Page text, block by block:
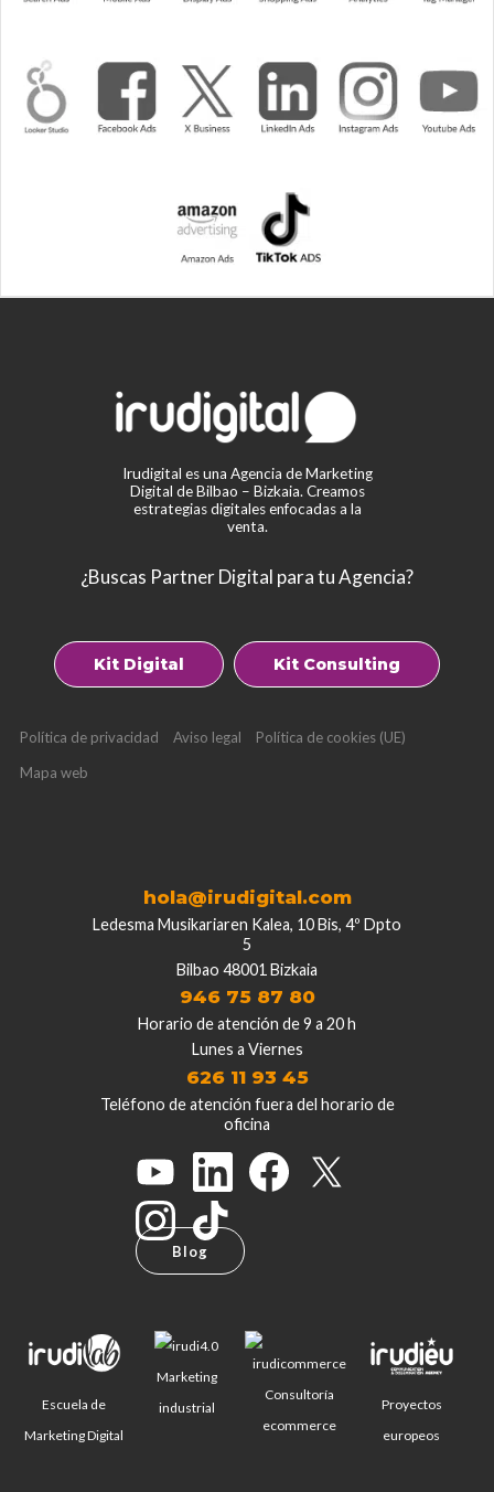
Irudigital es una Agencia de Marketing
Digital de Bilbao – Bizkaia. Creamos
estrategias digitales enfocadas a la
venta.
¿Buscas Partner Digital para tu Agencia?
Kit Digital Kit Consulting
Política de privacidad Aviso legal
Política de cookies (UE)
Mapa web
hola@irudigital.com
Ledesma Musikariaren Kalea, 10 Bis, 4º Dpto
5
Bilbao 48001 Bizkaia
946 75 87 80
Horario de atención de 9 a 20 h
Lunes a Viernes
626 11 93 45
Teléfono de atención fuera del horario de
oficina
Blog
Escuela de
Marketing Digital
Marketing
industrial
Consultoría
ecommerce
Proyectos
europeos